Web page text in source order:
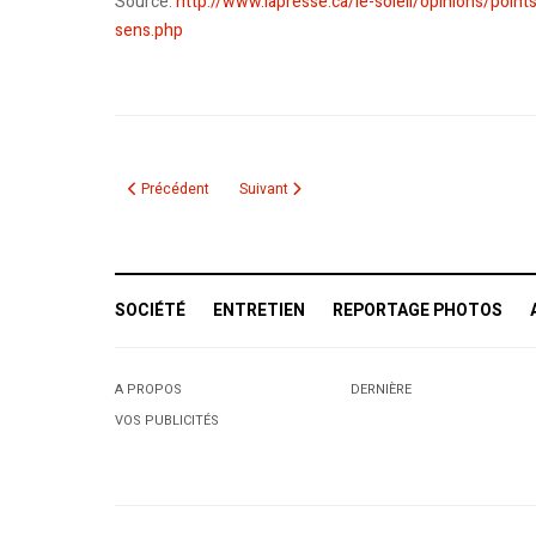
sens.php
Article précédent : Algérie, je veux être ton Président !
Précédent Article suivant : Attentat contre la Mosquée
Suivant
SOCIÉTÉ ENTRETIEN REPORTAGE PHOTOS
A PROPOS
VOS PUBLICITÉS
DERNIÈRE